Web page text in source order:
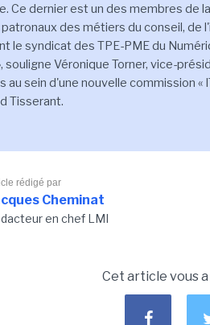
Ce dernier est un des membres de
des métiers du conseil, de
le syndicat des TPE-PME du
souligne Véronique Torner, vice-
au sein d'une nouvelle commission «
Tisserant.
rédigé par
Cheminat
en chef LMI
Cet article vous a